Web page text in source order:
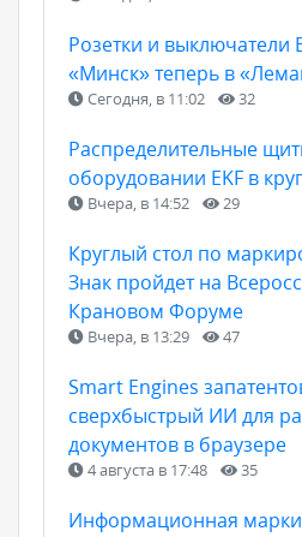
Розетки и выключатели
«Минск» теперь в
Сегодня, в 11:02 32
Распределительные
оборудовании EKF в
Вчера, в 14:52 29
Круглый стол по
Знак пройдет на
Крановом Форуме
Вчера, в 13:29 47
Smart Engines
сверхбыстрый ИИ для
документов в браузере
4 августа в 17:48 35
Информационная